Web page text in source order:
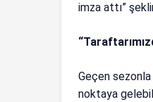
imza attı”
Geçen sezonla
noktaya